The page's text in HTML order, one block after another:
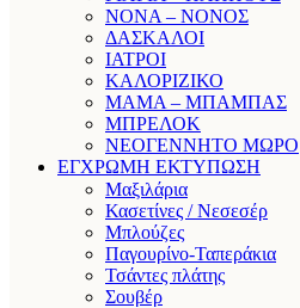
ΝΟΝΑ – ΝΟΝΟΣ
ΔΑΣΚΑΛΟΙ
ΙΑΤΡΟΙ
ΚΑΛΟΡΙΖΙΚΟ
ΜΑΜΑ – ΜΠΑΜΠΑΣ
ΜΠΡΕΛΟΚ
ΝΕΟΓΕΝΝΗΤΟ ΜΩΡΟ
ΕΓΧΡΩΜΗ ΕΚΤΥΠΩΣΗ
Μαξιλάρια
Κασετίνες / Νεσεσέρ
Μπλούζες
Παγουρίνο-Ταπεράκια
Τσάντες πλάτης
Σουβέρ